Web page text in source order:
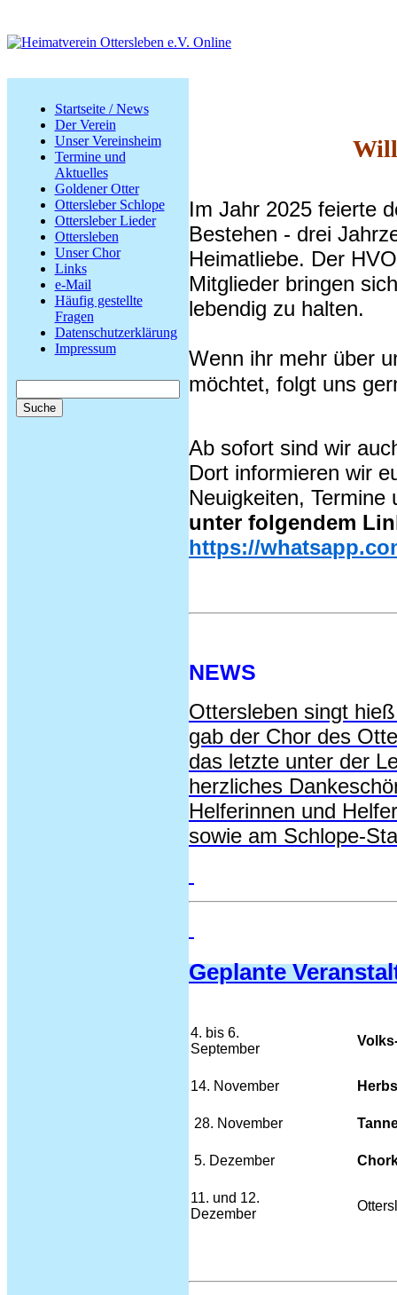
Startseite / News
Der Verein
Unser Vereinsheim
Termine und
Aktuelles
Goldener Otter
Ottersleber Schlope
Ottersleber Lieder
Ottersleben
Unser Chor
Links
e-Mail
Häufig gestellte
Fragen
Datenschutzerklärung
Impressum
Im Jahr 2025 feierte
Bestehen - drei
Heimatliebe. Der
Mitglieder bringen
lebendig zu halten.
Wenn ihr mehr über
möchtet, folgt uns
Ab sofort sind wir
Dort informieren wir
Neuigkeiten, Termine
unter folgendem
https://
NEWS
Ottersleben singt
gab der Chor des
das letzte unter der
herzliches
Helferinnen und
sowie am Schlope-
Geplante
4. bis 6.
September
14. November
28. November
5. Dezember
11. und 12.
Dezember